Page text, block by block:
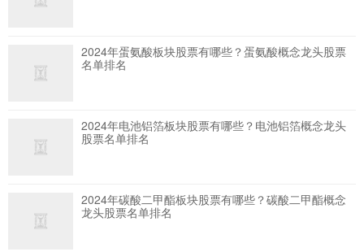
2024年蛋氨酸板块股票有哪些？蛋氨酸概念龙头股票
名单排名
2024年电池铝箔板块股票有哪些？电池铝箔概念龙头
股票名单排名
2024年碳酸二甲酯板块股票有哪些？碳酸二甲酯概念
龙头股票名单排名